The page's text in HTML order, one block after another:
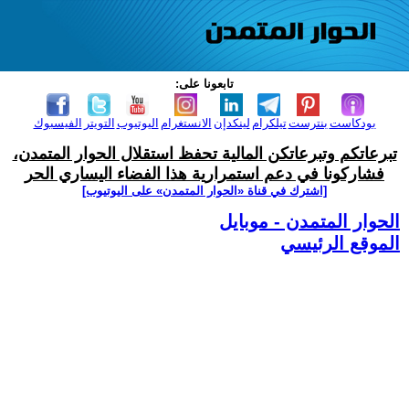
تابعونا على:
الفيسبوك التويتر اليوتيوب الانستغرام لينكدإن تيلكرامبنترست بودكاست
تبرعاتكم وتبرعاتكن المالية تحفظ استقلال الحوار المتمدن،
فشاركونا في دعم استمرارية هذا الفضاء اليساري الحر
[اشترك في قناة ‫«الحوار المتمدن» على اليوتيوب]
الحوار المتمدن - موبايل
الموقع الرئيسي